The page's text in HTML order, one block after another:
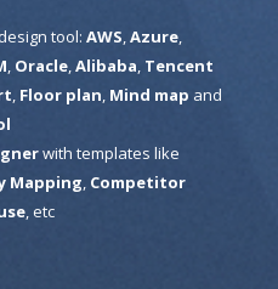
tool: AWS Azure,
Oracle, Alibaba Tencent
Floor plan Mind map and
with templates like
Mapping Competitor
, etc